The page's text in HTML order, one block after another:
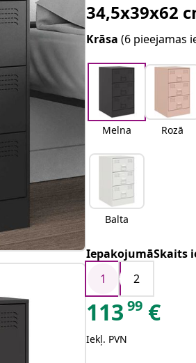
34,5x39x62
Krāsa(6 pieejamas
Melna Rozā
Balta
IepakojumāSkaits
1
2
113 99 €
Iekļ. PVN